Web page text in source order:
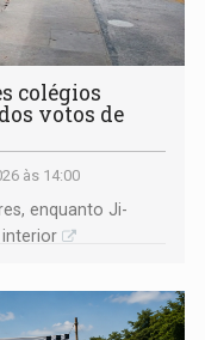
colégios
votos de
às 14:00
enquanto Ji-